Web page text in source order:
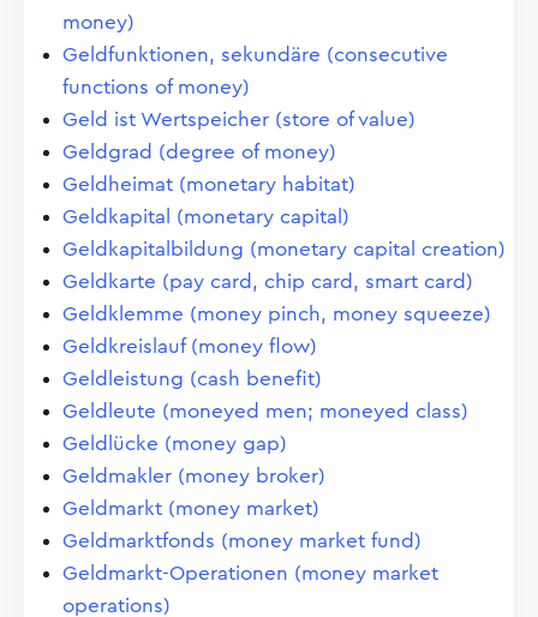
money)
Geldfunktionen, sekundäre (consecutive
functions of money)
Geld ist Wertspeicher (store of value)
Geldgrad (degree of money)
Geldheimat (monetary habitat)
Geldkapital (monetary capital)
Geldkapitalbildung (monetary capital creation)
Geldkarte (pay card, chip card, smart card)
Geldklemme (money pinch, money squeeze)
Geldkreislauf (money flow)
Geldleistung (cash benefit)
Geldleute (moneyed men; moneyed class)
Geldlücke (money gap)
Geldmakler (money broker)
Geldmarkt (money market)
Geldmarktfonds (money market fund)
Geldmarkt-Operationen (money market
operations)